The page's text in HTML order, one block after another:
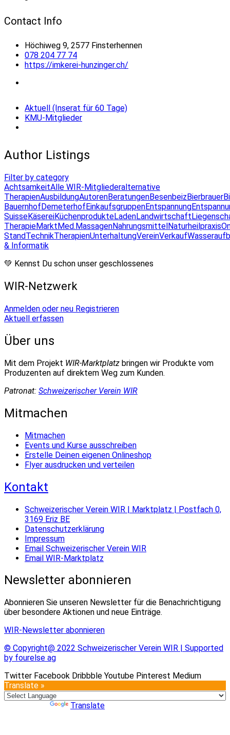
Contact Info
Höchiweg 9, 2577 Finsterhennen
078 204 77 74
https://imkerei-hunzinger.ch/
Aktuell (Inserat für 60 Tage)
KMU-Mitglieder
Author Listings
Filter by category
AchtsamkeitAlle WIR-Mitgliederalternative
TherapienAusbildungAutorenBeratungenBesenbeizBierbrauer
BauernhofDemeterhofEinkaufsgruppenEntspannung
SuisseKäsereiKüchenprodukteLadenLandwirtschaft
TherapieMarktMed.MassagenNahrungsmittelNaturheilpraxis
StandTechnikTherapienUnterhaltungVereinVerkauf
& Informatik
💚 Kennst Du schon unser geschlossenes
WIR-Netzwerk
Anmelden oder neu Registrieren
Aktuell erfassen
Über uns
Mit dem Projekt WIR-Marktplatz bringen wir Produkte vom
Produzenten auf direktem Weg zum Kunden.
Patronat: Schweizerischer Verein WIR
Mitmachen
Mitmachen
Events und Kurse ausschreiben
Erstelle Deinen eigenen Onlineshop
Flyer ausdrucken und verteilen
Kontakt
Schweizerischer Verein WIR | Marktplatz | Postfach 0,
3169 Eriz BE
Datenschutzerklärung
Impressum
Email Schweizerischer Verein WIR
Email WIR-Marktplatz
Newsletter abonnieren
Abonnieren Sie unseren Newsletter für die Benachrichtigung
über besondere Aktionen und neue Einträge.
WIR-Newsletter abonnieren
© Copyright@ 2022 Schweizerischer Verein WIR | Supported
by fourelse ag
Twitter Facebook Dribbble Youtube Pinterest Medium
Translate »
Translate